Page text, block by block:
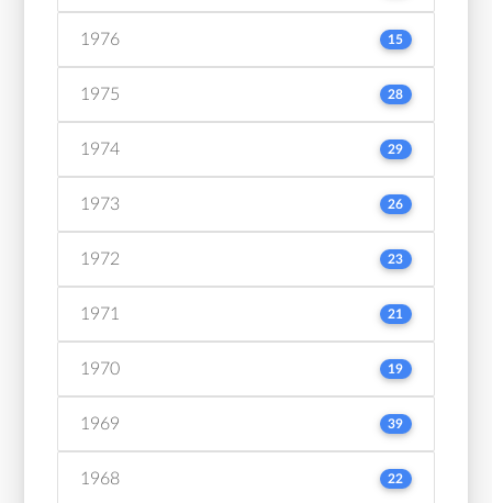
1976 15
1975 28
1974 29
1973 26
1972 23
1971 21
1970 19
1969 39
1968 22